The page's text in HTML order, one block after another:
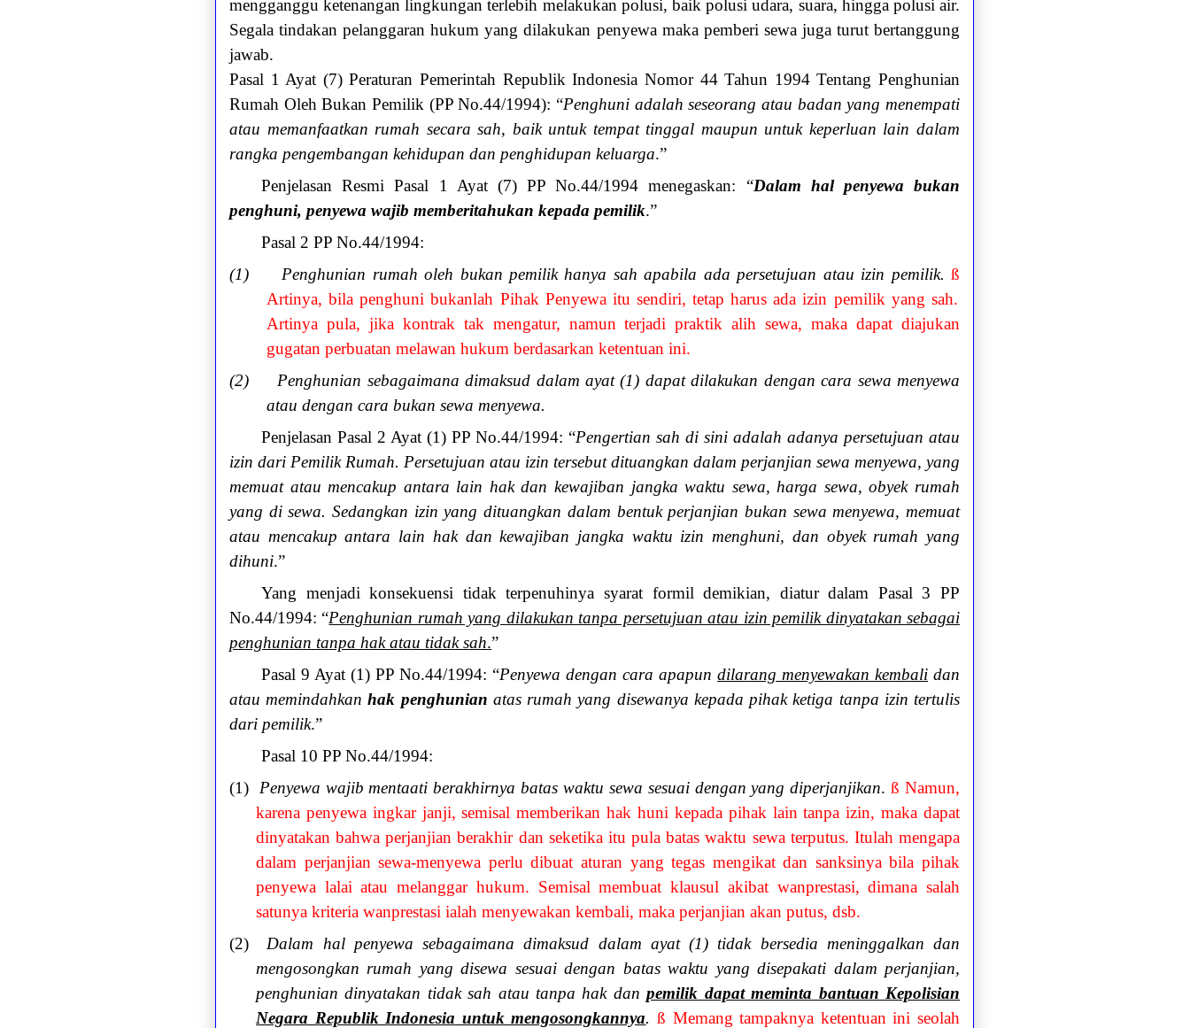
mengganggu ketenangan lingkungan terlebih melakukan polusi, baik polusi udara, suara, hingga polusi air.
Segala tindakan pelanggaran hukum yang dilakukan penyewa maka pemberi sewa juga turut bertanggung
jawab.
Pasal 1 Ayat (7) Peraturan Pemerintah Republik Indonesia Nomor 44 Tahun 1994 Tentang Penghunian
Rumah Oleh Bukan Pemilik (PP No.44/1994): “Penghuni adalah seseorang atau badan yang menempati
atau memanfaatkan rumah secara sah, baik untuk tempat tinggal maupun untuk keperluan lain dalam
rangka pengembangan kehidupan dan penghidupan keluarga.”
Penjelasan Resmi Pasal 1 Ayat (7) PP No.44/1994 menegaskan: “Dalam hal penyewa bukan
penghuni, penyewa wajib memberitahukan kepada pemilik.”
Pasal 2 PP No.44/1994:
(1) Penghunian rumah oleh bukan pemilik hanya sah apabila ada persetujuan atau izin pemilik. ß
Artinya, bila penghuni bukanlah Pihak Penyewa itu sendiri, tetap harus ada izin pemilik yang sah.
Artinya pula, jika kontrak tak mengatur, namun terjadi praktik alih sewa, maka dapat diajukan
gugatan perbuatan melawan hukum berdasarkan ketentuan ini.
(2) Penghunian sebagaimana dimaksud dalam ayat (1) dapat dilakukan dengan cara sewa menyewa
atau dengan cara bukan sewa menyewa.
Penjelasan Pasal 2 Ayat (1) PP No.44/1994: “Pengertian sah di sini adalah adanya persetujuan atau
izin dari Pemilik Rumah. Persetujuan atau izin tersebut dituangkan dalam perjanjian sewa menyewa, yang
memuat atau mencakup antara lain hak dan kewajiban jangka waktu sewa, harga sewa, obyek rumah
yang di sewa. Sedangkan izin yang dituangkan dalam bentuk perjanjian bukan sewa menyewa, memuat
atau mencakup antara lain hak dan kewajiban jangka waktu izin menghuni, dan obyek rumah yang
dihuni.”
Yang menjadi konsekuensi tidak terpenuhinya syarat formil demikian, diatur dalam Pasal 3 PP
No.44/1994: “Penghunian rumah yang dilakukan tanpa persetujuan atau izin pemilik dinyatakan sebagai
penghunian tanpa hak atau tidak sah.”
Pasal 9 Ayat (1) PP No.44/1994: “Penyewa dengan cara apapun dilarang menyewakan kembali dan
atau memindahkanhak penghunian atas rumah yang disewanya kepada pihak ketiga tanpa izin tertulis
dari pemilik.”
Pasal 10 PP No.44/1994:
(1) Penyewa wajib mentaati berakhirnya batas waktu sewa sesuai dengan yang diperjanjikan. ß Namun,
karena penyewa ingkar janji, semisal memberikan hak huni kepada pihak lain tanpa izin, maka dapat
dinyatakan bahwa perjanjian berakhir dan seketika itu pula batas waktu sewa terputus. Itulah mengapa
dalam perjanjian sewa-menyewa perlu dibuat aturan yang tegas mengikat dan sanksinya bila pihak
penyewa lalai atau melanggar hukum. Semisal membuat klausul akibat wanprestasi, dimana salah
satunya kriteria wanprestasi ialah menyewakan kembali, maka perjanjian akan putus, dsb.
(2) Dalam hal penyewa sebagaimana dimaksud dalam ayat (1) tidak bersedia meninggalkan dan
mengosongkan rumah yang disewa sesuai dengan batas waktu yang disepakati dalam perjanjian,
penghunian dinyatakan tidak sah atau tanpa hak danpemilik dapat meminta bantuan Kepolisian
Negara Republik Indonesia untuk mengosongkannya. ß Memang tampaknya ketentuan ini seolah